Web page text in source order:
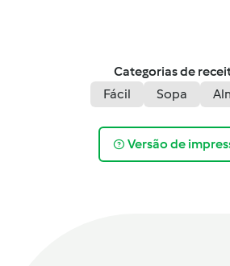
Categorias de
Fácil
Sopa
Versão de